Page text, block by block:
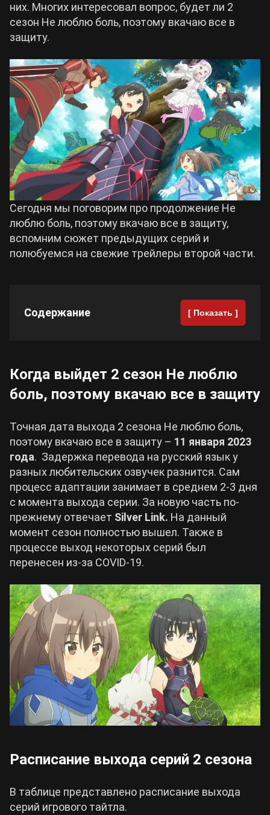
Kingdom Come: Deliverance 2
Path of Exile 2
Wuthering Waves
Roblox
Hogwarts Legacy
Cyberpunk 2077
Все игры
Билды Cyberpunk 2077
них. Многих интересовал вопрос, будет ли 2
сезон Не люблю боль, поэтому вкачаю все в
защиту.
Сегодня мы поговорим про продолжение Не
люблю боль, поэтому вкачаю все в защиту,
вспомним сюжет предыдущих серий и
полюбуемся на свежие трейлеры второй части.
Содержание [ Показать ]
Когда выйдет 2 сезон Не люблю
боль, поэтому вкачаю все в защиту
Точная дата выхода 2 сезона Не люблю боль,
поэтому вкачаю все в защиту – 11 января 2023
года. Задержка перевода на русский язык у
разных любительских озвучек разнится. Сам
процесс адаптации занимает в среднем 2-3 дня
с момента выхода серии. За новую часть по-
прежнему отвечает Silver Link. На данный
момент сезон полностью вышел. Также в
процессе выход некоторых серий был
перенесен из-за COVID-19.
Расписание выхода серий 2 сезона
В таблице представлено расписание выхода
серий игрового тайтла.